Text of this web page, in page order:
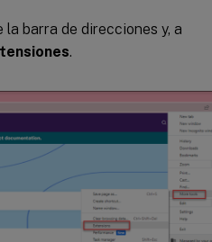
barra de direcciones y, a
.